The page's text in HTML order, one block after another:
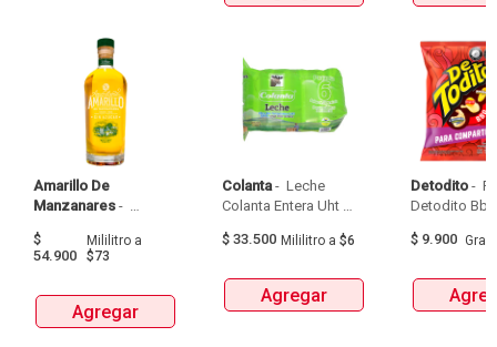
Amarillo De
Manzanares -
De Manzanares
$
54.900
Mililitroa
$73
Agregar
Colanta - Leche
Colanta Entera Uht
$ 33.500 Mililitro a $6
Agregar
Detodito -
$ 9.900